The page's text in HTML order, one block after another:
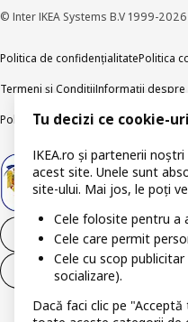
© Inter IKEA Systems B.V 1999-2026
Politica de confidențialitatePolitica
Termeni și CondițiiInformații despre
Politica de publicare responsabilă
Retrage-te din contract
Retrage-te din contract
Tu decizi ce cookie-
IKEA.ro și partenerii
acest site. Unele sunt
site-ului. Mai jos, le poți
Cele folosite pentru a
Cele care permit
Cele cu scop
socializare).
Dacă faci clic pe